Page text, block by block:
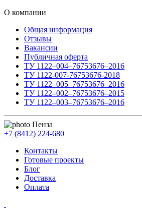
О компании
Общая информация
Отзывы
Вакансии
Публичная оферта
ТУ 1122–004–76753676–2016
ТУ 1122-007-76753676-2018
ТУ 1122–005–76753676–2016
ТУ 1122–002–76753676–2015
ТУ 1122–003–76753676–2016
Пенза
+7 (8412) 224-680
Контакты
Готовые проекты
Блог
Доставка
Оплата